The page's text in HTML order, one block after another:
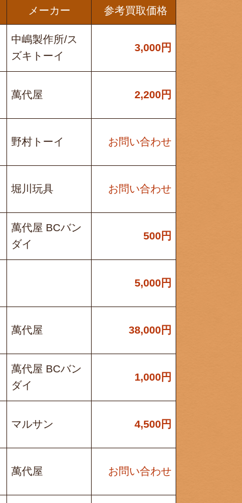
メーカー 参考買取価格
中嶋製作所/ス
ズキトーイ
3,000円
萬代屋 2,200円
野村トーイ お問い合わせ
堀川玩具 お問い合わせ
萬代屋 BCバン
ダイ
500円
5,000円
萬代屋 38,000円
萬代屋 BCバン
ダイ
1,000円
マルサン 4,500円
萬代屋 お問い合わせ